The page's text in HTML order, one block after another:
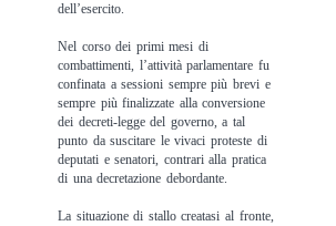
dell’esercito.
Nel corso dei primi mesi di
combattimenti, l’attività parlamentare fu
confinata a sessioni sempre più brevi e
sempre più finalizzate alla conversione
dei decreti-legge del governo, a tal
punto da suscitare le vivaci proteste di
deputati e senatori, contrari alla pratica
di una decretazione debordante.
La situazione di stallo creatasi al fronte,